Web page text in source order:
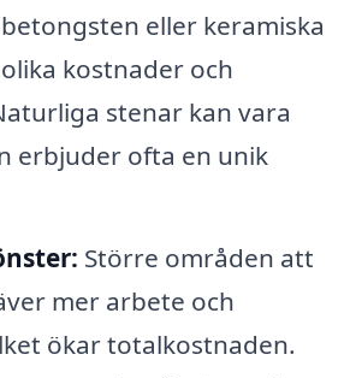
eller keramiska
kostnader och
stenar kan vara
erbjuder ofta en unik
Större områden att
mer arbete och
ökar totalkostnaden.